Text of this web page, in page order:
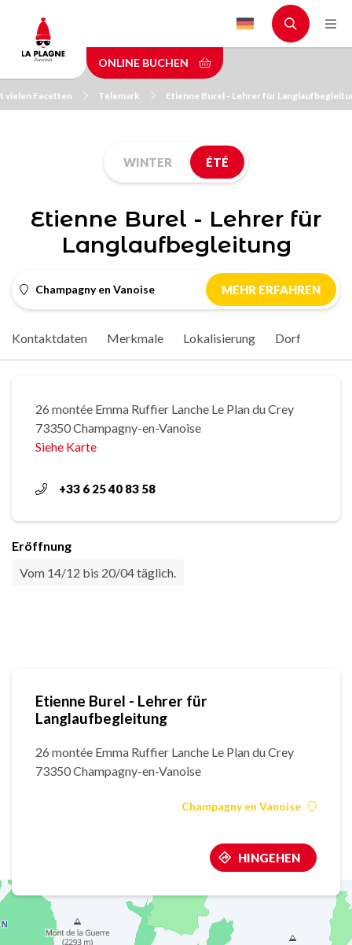
main
content
ONLINE BUCHEN
vielen Facetten Telemark Etienne Burel - Lehrer für
WINTER ÉTÉ
Etienne Burel - Lehrer für
Langlaufbegleitung
Champagny en Vanoise MEHR ERFAHREN
Kontaktdaten Merkmale Lokalisierung Dorf
26 montée Emma Ruffier Lanche Le Plan du Crey
73350 Champagny-en-Vanoise
Siehe Karte
+33 6 25 40 83 58
Eröffnung
Vom 14/12 bis 20/04 täglich.
Etienne Burel - Lehrer für
Langlaufbegleitung
26 montée Emma Ruffier Lanche Le Plan du Crey
73350 Champagny-en-Vanoise
Champagny en Vanoise
HINGEHEN